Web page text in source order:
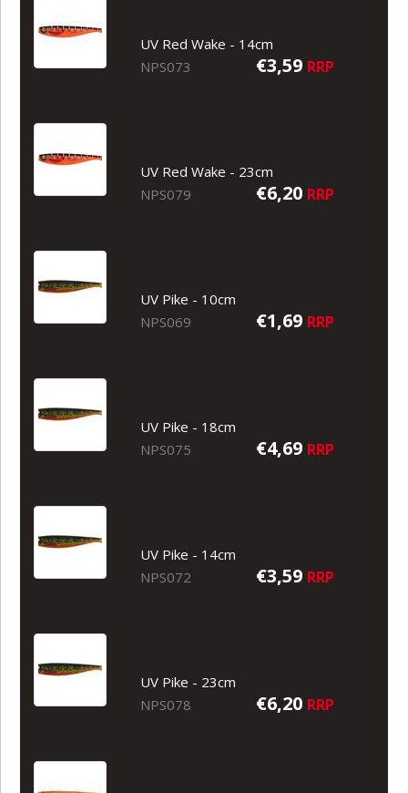
UV Red Wake - 14cm
NPS073
€3,59 RRP
UV Red Wake - 23cm
NPS079
€6,20 RRP
UV Pike - 10cm
NPS069
€1,69 RRP
UV Pike - 18cm
NPS075
€4,69 RRP
UV Pike - 14cm
NPS072
€3,59 RRP
UV Pike - 23cm
NPS078
€6,20 RRP